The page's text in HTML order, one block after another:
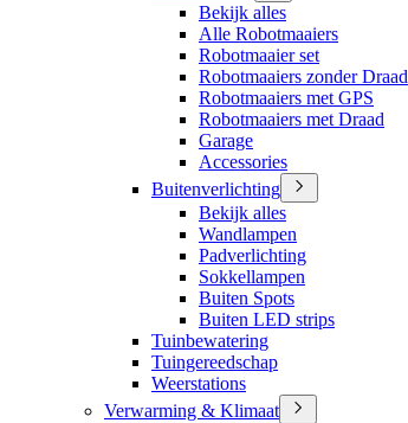
Bekijk alles
Alle Robotmaaiers
Robotmaaier set
Robotmaaiers zonder Draad
Robotmaaiers met GPS
Robotmaaiers met Draad
Garage
Accessories
Buitenverlichting
Bekijk alles
Wandlampen
Padverlichting
Sokkellampen
Buiten Spots
Buiten LED strips
Tuinbewatering
Tuingereedschap
Weerstations
Verwarming & Klimaat